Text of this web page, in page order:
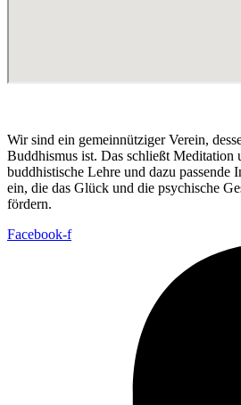
Wir sind ein gemeinnütziger Verein,
Buddhismus ist. Das schließt Meditation
buddhistische Lehre und dazu passende
ein, die das Glück und die psychische
fördern.
Facebook-f